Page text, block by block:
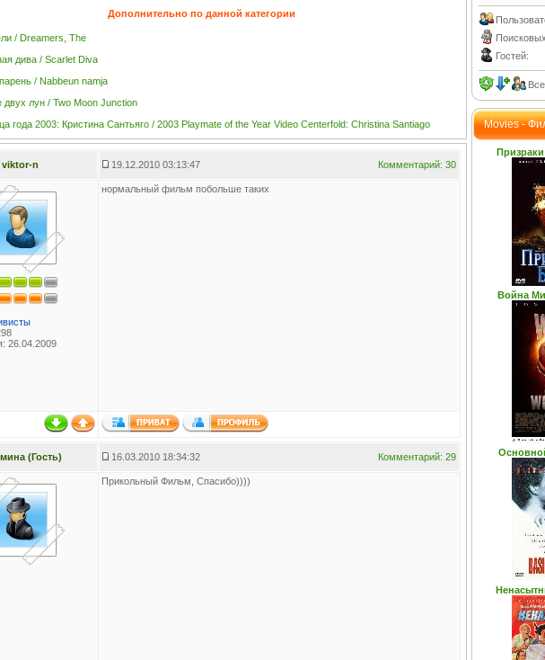
Дополнительно по данной категории
/ Dreamers, The
дива / Scarlet Diva
/ Nabbeun namja
двух лун / Two Moon Junction
года 2003: Кристина Сантьяго / 2003 Playmate of the Year Video Centerfold: Christina Santiago
viktor-n 19.12.2010 03:13:47 Комментарий: 30
26.04.2009
нормальный фильм побольше таких
(Гость) 16.03.2010 18:34:32 Комментарий: 29
Прикольный Фильм, Спасибо))))
Гостей:
Movies -
Война